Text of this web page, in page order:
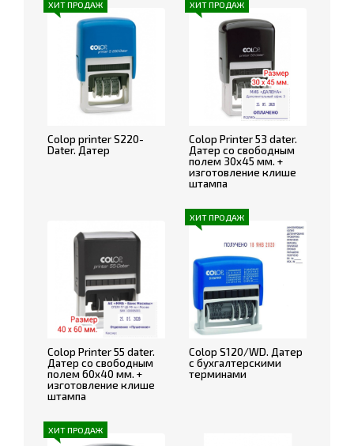
ХИТ ПРОДАЖ
Colop printer S220-
Dater. Датер
ХИТ ПРОДАЖ
Colop Printer 53 dater.
Датер со свободным
полем 30х45 мм. +
изготовление клише
штампа
Colop Printer 55 dater.
Датер со свободным
полем 60х40 мм. +
изготовление клише
штампа
ХИТ ПРОДАЖ
Colop S120/WD. Датер
с бухгалтерскими
терминами
ХИТ ПРОДАЖ